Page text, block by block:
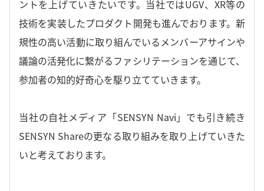
ントを上げていきたいです。当社ではUGV、XR等の
技術を実装したプロダクト開発も進んでおります。新
規性の高い活動に取り組んでいるメンバーアサインや
議論の活発化に繋がるファシリテーションを通じて、
参加者の知的好奇心を駆り立てていきます。
当社の自社メディア「SENSYN Navi」でも引き続き
SENSYN Shareの更なる取り組みを取り上げていきた
いと考えております。